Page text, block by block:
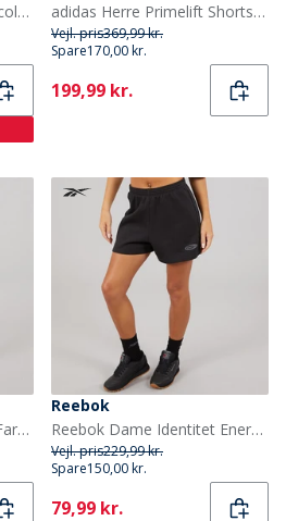
adidas Originals Herre Adicolour Classics Sprinter Shorts Grøn
adidas Herre Primelift Shorts Charcoal
Vejl. pris369,99 kr.
Spare170,00 kr.
Current
199,99 kr.
Reebok Herre Atlet Hype Farve Shorts Electric Yellow
Reebok
Reebok Dame Identitet Energi Brand Stolt Shorts Sort
Vejl. pris229,99 kr.
Spare150,00 kr.
Current
79,99 kr.